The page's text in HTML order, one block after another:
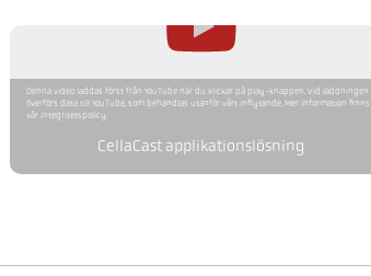
Denna video laddas först från YouTube när du klickar på play-knappen. Vid laddningen
överförs data till YouTube, som behandlas utanför vårt inflytande. Mer information finns i
vår integritetspolicy.
CellaCast applikationslösning